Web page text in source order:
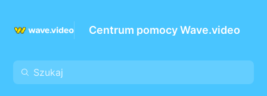
Centrum pomocy Wave.video